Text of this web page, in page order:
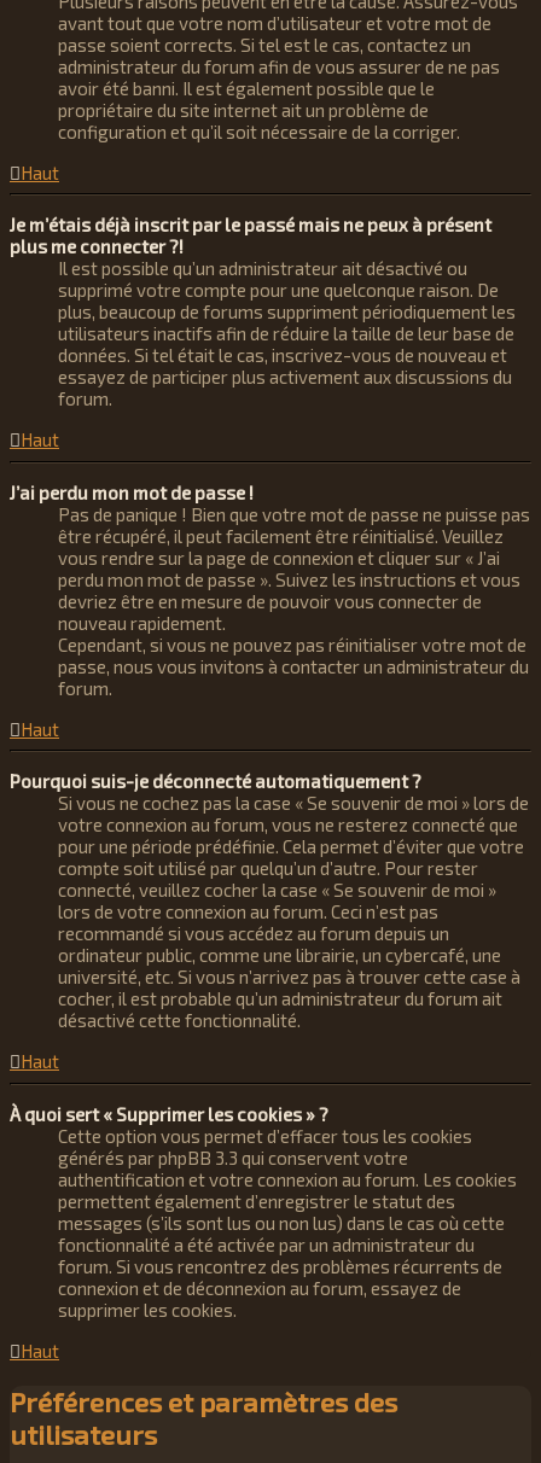
avant tout que votre nom d’utilisateur et votre mot de
passe soient corrects. Si tel est le cas, contactez un
administrateur du forum afin de vous assurer de ne pas
avoir été banni. Il est également possible que le
propriétaire du site internet ait un problème de
configuration et qu’il soit nécessaire de la corriger.
Haut
Je m’étais déjà inscrit par le passé mais ne peux à présent
plus me connecter ?!
Il est possible qu’un administrateur ait désactivé ou
supprimé votre compte pour une quelconque raison. De
plus, beaucoup de forums suppriment périodiquement les
utilisateurs inactifs afin de réduire la taille de leur base de
données. Si tel était le cas, inscrivez-vous de nouveau et
essayez de participer plus activement aux discussions du
forum.
Haut
J’ai perdu mon mot de passe !
Pas de panique ! Bien que votre mot de passe ne puisse pas
être récupéré, il peut facilement être réinitialisé. Veuillez
vous rendre sur la page de connexion et cliquer sur « J’ai
perdu mon mot de passe ». Suivez les instructions et vous
devriez être en mesure de pouvoir vous connecter de
nouveau rapidement.
Cependant, si vous ne pouvez pas réinitialiser votre mot de
passe, nous vous invitons à contacter un administrateur du
forum.
Haut
Pourquoi suis-je déconnecté automatiquement ?
Si vous ne cochez pas la case « Se souvenir de moi » lors de
votre connexion au forum, vous ne resterez connecté que
pour une période prédéfinie. Cela permet d’éviter que votre
compte soit utilisé par quelqu’un d’autre. Pour rester
connecté, veuillez cocher la case « Se souvenir de moi »
lors de votre connexion au forum. Ceci n’est pas
recommandé si vous accédez au forum depuis un
ordinateur public, comme une librairie, un cybercafé, une
université, etc. Si vous n’arrivez pas à trouver cette case à
cocher, il est probable qu’un administrateur du forum ait
désactivé cette fonctionnalité.
Haut
À quoi sert « Supprimer les cookies » ?
Cette option vous permet d’effacer tous les cookies
générés par phpBB 3.3 qui conservent votre
authentification et votre connexion au forum. Les cookies
permettent également d’enregistrer le statut des
messages (s’ils sont lus ou non lus) dans le cas où cette
fonctionnalité a été activée par un administrateur du
forum. Si vous rencontrez des problèmes récurrents de
connexion et de déconnexion au forum, essayez de
supprimer les cookies.
Haut
Préférences et paramètres des
utilisateurs